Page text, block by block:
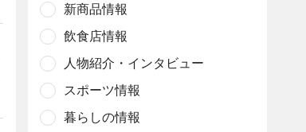
新商品情報
飲食店情報
人物紹介・インタビュー
スポーツ情報
暮らしの情報